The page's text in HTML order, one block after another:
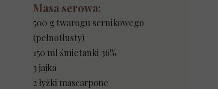
Masa serowa:
500 g twarogu sernikowego
(pełnotłusty)
150 ml śmietanki 36%
3 jajka
2 łyżki mascarpone